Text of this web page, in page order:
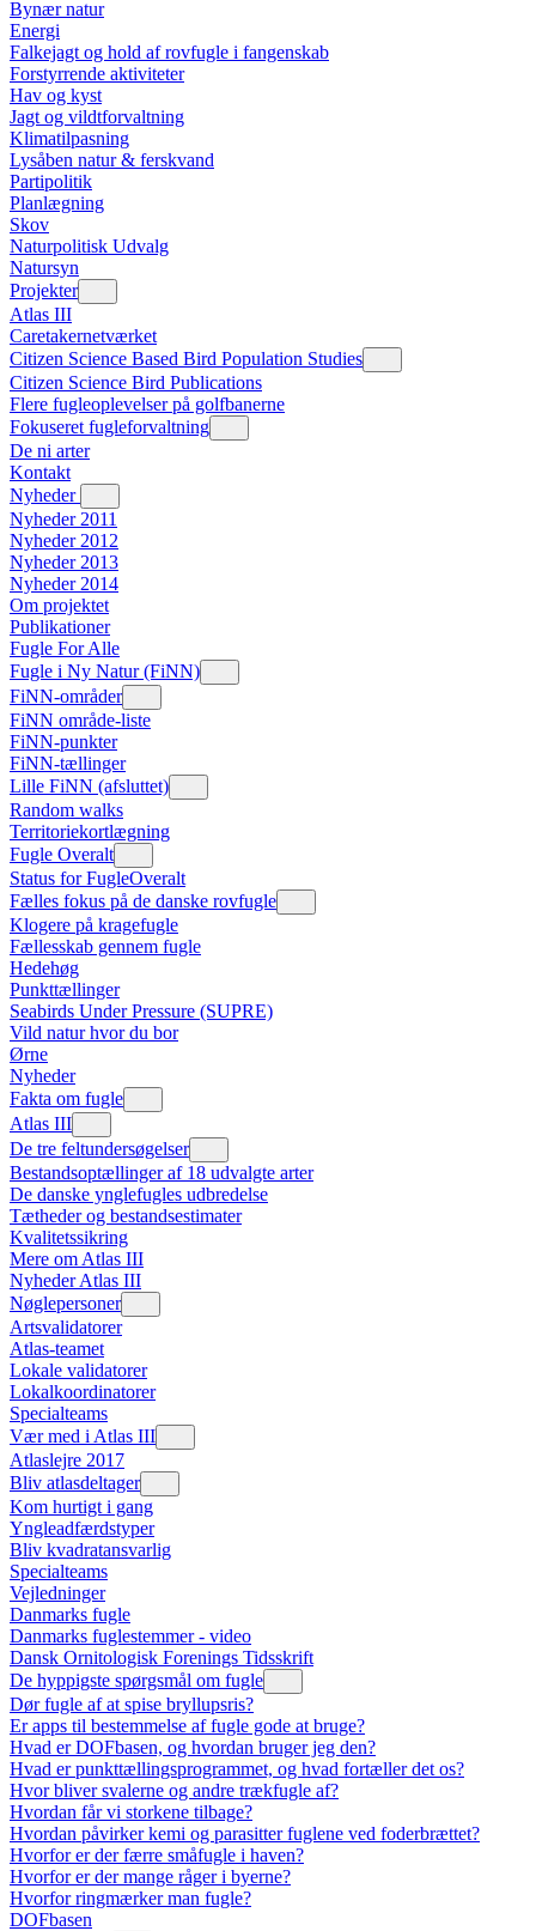
Bynær natur
Energi
Falkejagt og hold af rovfugle i fangenskab
Forstyrrende aktiviteter
Hav og kyst
Jagt og vildtforvaltning
Klimatilpasning
Lysåben natur & ferskvand
Partipolitik
Planlægning
Skov
Naturpolitisk Udvalg
Natursyn
Projekter
Atlas III
Caretakernetværket
Citizen Science Based Bird Population Studies
Citizen Science Bird Publications
Flere fugleoplevelser på golfbanerne
Fokuseret fugleforvaltning
De ni arter
Kontakt
Nyheder
Nyheder 2011
Nyheder 2012
Nyheder 2013
Nyheder 2014
Om projektet
Publikationer
Fugle For Alle
Fugle i Ny Natur (FiNN)
FiNN-områder
FiNN område-liste
FiNN-punkter
FiNN-tællinger
Lille FiNN (afsluttet)
Random walks
Territoriekortlægning
Fugle Overalt
Status for FugleOveralt
Fælles fokus på de danske rovfugle
Klogere på kragefugle
Fællesskab gennem fugle
Hedehøg
Punkttællinger
Seabirds Under Pressure (SUPRE)
Vild natur hvor du bor
Ørne
Nyheder
Fakta om fugle
Atlas III
De tre feltundersøgelser
Bestandsoptællinger af 18 udvalgte arter
De danske ynglefugles udbredelse
Tætheder og bestandsestimater
Kvalitetssikring
Mere om Atlas III
Nyheder Atlas III
Nøglepersoner
Artsvalidatorer
Atlas-teamet
Lokale validatorer
Lokalkoordinatorer
Specialteams
Vær med i Atlas III
Atlaslejre 2017
Bliv atlasdeltager
Kom hurtigt i gang
Yngleadfærdstyper
Bliv kvadratansvarlig
Specialteams
Vejledninger
Danmarks fugle
Danmarks fuglestemmer - video
Dansk Ornitologisk Forenings Tidsskrift
De hyppigste spørgsmål om fugle
Dør fugle af at spise bryllupsris?
Er apps til bestemmelse af fugle gode at bruge?
Hvad er DOFbasen, og hvordan bruger jeg den?
Hvad er punkttællingsprogrammet, og hvad fortæller det os?
Hvor bliver svalerne og andre trækfugle af?
Hvordan får vi storkene tilbage?
Hvordan påvirker kemi og parasitter fuglene ved foderbrættet?
Hvorfor er der færre småfugle i haven?
Hvorfor er der mange råger i byerne?
Hvorfor ringmærker man fugle?
DOFbasen